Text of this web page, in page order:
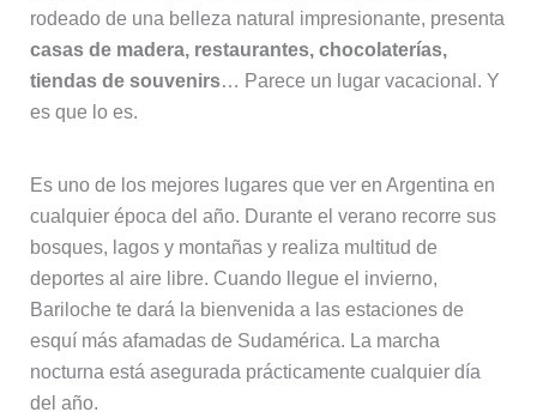
rodeado de una belleza natural impresionante, presenta
casas de madera, restaurantes, chocolaterías,
tiendas de souvenirs… Parece un lugar vacacional. Y
es que lo es.
Es uno de los mejores lugares que ver en Argentina en
cualquier época del año. Durante el verano recorre sus
bosques, lagos y montañas y realiza multitud de
deportes al aire libre. Cuando llegue el invierno,
Bariloche te dará la bienvenida a las estaciones de
esquí más afamadas de Sudamérica. La marcha
nocturna está asegurada prácticamente cualquier día
del año.